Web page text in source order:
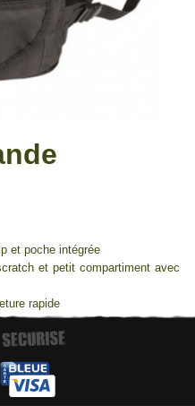
et poche intégrée
et petit compartiment avec
rapide